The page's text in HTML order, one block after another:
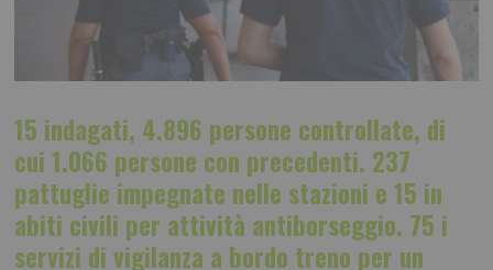
15 indagati, 4.896 persone controllate, di
cui 1.066 persone con precedenti. 237
pattuglie impegnate nelle stazioni e 15 in
abiti civili per attività antiborseggio. 75 i
servizi di vigilanza a bordo treno per un